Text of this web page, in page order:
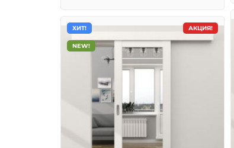
АКЦИЯ!
ХИТ!
NEW!